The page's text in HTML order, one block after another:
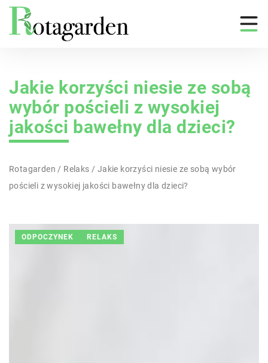
Jakie korzyści niesie ze sobą
wybór pościeli z wysokiej
jakości bawełny dla dzieci?
Rotagarden / Relaks / Jakie korzyści niesie ze sobą wybór
pościeli z wysokiej jakości bawełny dla dzieci?
ODPOCZYNEK RELAKS